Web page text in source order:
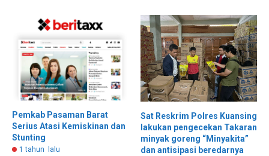
Pemkab Pasaman Barat
Serius Atasi Kemiskinan dan
Stunting
1 tahun lalu
Sat Reskrim Polres Kuansing
lakukan pengecekan Takaran
minyak goreng “Minyakita”
dan antisipasi beredarnya